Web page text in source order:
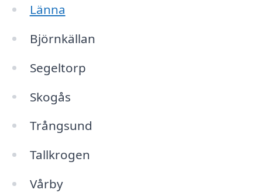
Länna
Björnkällan
Segeltorp
Skogås
Trångsund
Tallkrogen
Vårby